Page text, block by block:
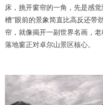
床，挑开窗帘的一角，先是感
槽”眼前的景象简直比高反还带
帘，就像揭开一副世界名画，
落地窗正对卓尔山景区核心。